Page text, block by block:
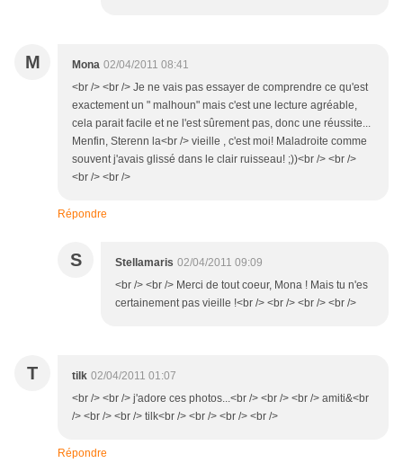
M Mona 02/04/2011 08:41
<br /> <br /> Je ne vais pas essayer de comprendre ce qu'est
exactement un " malhoun" mais c'est une lecture agréable,
cela parait facile et ne l'est sûrement pas, donc une réussite...
Menfin, Sterenn la<br /> vieille , c'est moi! Maladroite comme
souvent j'avais glissé dans le clair ruisseau! ;))<br /> <br />
<br /> <br />
Répondre
S Stellamaris 02/04/2011 09:09
<br /> <br /> Merci de tout coeur, Mona ! Mais tu n'es
certainement pas vieille !<br /> <br /> <br /> <br />
T tilk 02/04/2011 01:07
<br /> <br /> j'adore ces photos...<br /> <br /> <br /> amiti&<br
/> <br /> <br /> tilk<br /> <br /> <br /> <br />
Répondre